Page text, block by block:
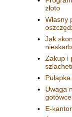
złoto
Własny
Jak
Zakup i
Uwaga
gotówce
E-